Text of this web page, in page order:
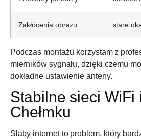
Zakłócenia obrazu stare
Podczas montażu korzystam z
mierników sygnału, dzięki czemu
dokładne ustawienie anteny.
Stabilne sieci WiFi
Chełmku
Słaby internet to problem, który